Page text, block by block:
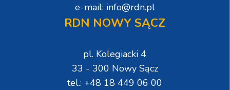
e-mail: info@rdn.pl
RDN NOWY SĄCZ
pl. Kolegiacki 4
33 - 300 Nowy Sącz
tel.: +48 18 449 06 00